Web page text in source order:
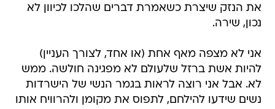
את הנזק שיצרת כשאמרת דברים שהלכו לכיוון לא
נכון, שירה.
אני לא מצפה מאף אחת (או אחד, לצורך העניין)
להיות אשת ברזל שלעולם לא מפגינה חולשה. ממש
לא. אבל אני רוצה לראות בגמר הנשי של הישרדות
נשים שידעו להילחם, לתפוס את מקומן ולהרוויח אותו